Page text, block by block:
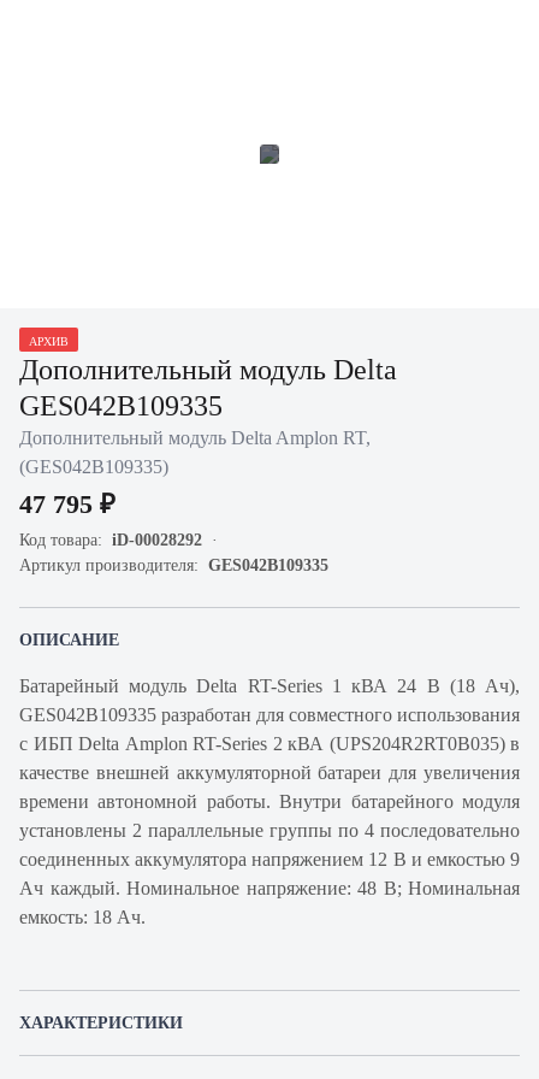
АРХИВ
Дополнительный модуль Delta
GES042B109335
Дополнительный модуль Delta Amplon RT,
(GES042B109335)
47 795 ₽
Код товара: iD-00028292
Артикул производителя: GES042B109335
ОПИСАНИЕ
Батарейный модуль Delta RT-Series 1 кВА 24 В (18 Ач),
GES042B109335 разработан для совместного использования
с ИБП Delta Amplon RT-Series 2 кВА (UPS204R2RT0B035) в
качестве внешней аккумуляторной батареи для увеличения
времени автономной работы. Внутри батарейного модуля
установлены 2 параллельные группы по 4 последовательно
соединенных аккумулятора напряжением 12 В и емкостью 9
Ач каждый. Номинальное напряжение: 48 В; Номинальная
емкость: 18 Ач.
ХАРАКТЕРИСТИКИ